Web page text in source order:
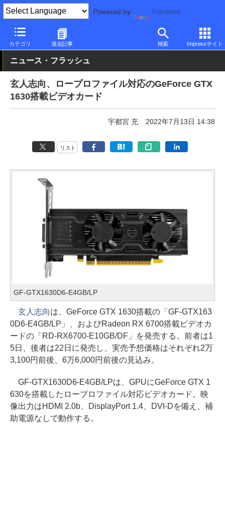
Powered by Translate
カテゴリ 過去記事 検索 Impressサイト
PC Watch 半導体/周辺機器 GeForce
ニュース・フラッシュ
玄人志向、ロープロファイル対応のGeForce GTX
1630搭載ビデオカード
宇都宮 充 2022年7月13日 14:38
リスト
GF-GTX1630D6-E4GB/LP
玄人志向は、GeForce GTX 1630搭載の「GF-GTX163
0D6-E4GB/LP」、およびRadeon RX 6700搭載ビデオカ
ードの「RD-RX6700-E10GB/DF」を発売する。前者は1
5日、後者は22日に発売し、実売予想価格はそれぞれ2万
3,100円前後、6万6,000円前後の見込み。
GF-GTX1630D6-E4GB/LPは、GPUにGeForce GTX 1
630を搭載したロープロファイル対応ビデオカード。映
像出力はHDMI 2.0b、DisplayPort 1.4、DVI-Dを備え、補
助電源なしで動作する。